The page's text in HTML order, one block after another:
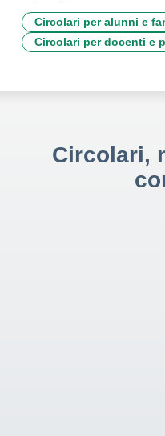
Circolari per alunni e
Circolari per docenti e
Circolari,